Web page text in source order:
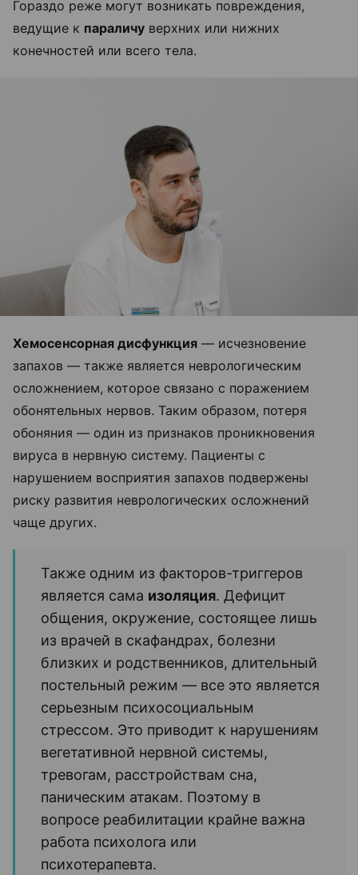
Гораздо реже могут возникать повреждения,
ведущие к параличу верхних или нижних
конечностей или всего тела.
Хемосенсорная дисфункция — исчезновение
запахов — также является неврологическим
осложнением, которое связано с поражением
обонятельных нервов. Таким образом, потеря
обоняния — один из признаков проникновения
вируса в нервную систему. Пациенты с
нарушением восприятия запахов подвержены
риску развития неврологических осложнений
чаще других.
Также одним из факторов-триггеров
является сама изоляция. Дефицит
общения, окружение, состоящее лишь
из врачей в скафандрах, болезни
близких и родственников, длительный
постельный режим — все это является
серьезным психосоциальным
стрессом. Это приводит к нарушениям
вегетативной нервной системы,
тревогам, расстройствам сна,
паническим атакам. Поэтому в
вопросе реабилитации крайне важна
работа психолога или
психотерапевта.